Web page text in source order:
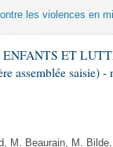
les violences en
ENFANTS ET
assemblée saisie) -
M. Beaurain, M.